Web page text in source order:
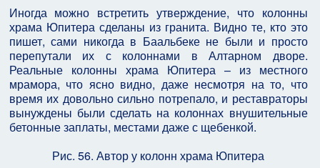
Иногда можно встретить утверждение, что колонны
храма Юпитера сделаны из гранита. Видно те, кто это
пишет, сами никогда в Баальбеке не были и просто
перепутали их с колоннами в Алтарном дворе.
Реальные колонны храма Юпитера – из местного
мрамора, что ясно видно, даже несмотря на то, что
время их довольно сильно потрепало, и реставраторы
вынуждены были сделать на колоннах внушительные
бетонные заплаты, местами даже с щебенкой.
Рис. 56. Автор у колонн храма Юпитера